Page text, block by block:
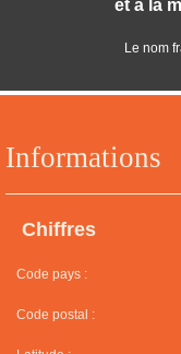
Informations
Chiffres
Code pays :
Code postal :
et à la
Le nom